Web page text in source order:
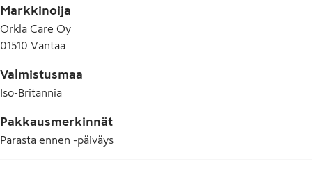
Markkinoija
Orkla Care Oy
01510 Vantaa
Valmistusmaa
Iso-Britannia
Pakkausmerkinnät
Parasta ennen -päiväys